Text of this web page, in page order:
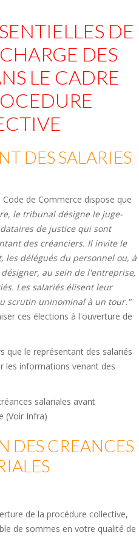
DE
DES
LE CADRE
DES SALARIES
de Commerce dispose que
le tribunal désigne le juge-
de justice qui sont
des créanciers. Il invite le
les délégués du personnel ou, à
au sein de l'entreprise,
Les salariés élisent leur
scrutin uninominal à un tour."
ces élections à l'ouverture de
que le représentant des salariés
les informations venant des
salariales avant
(Voir Infra)
DES CREANCES
de la procédure collective,
de sommes en votre qualité de